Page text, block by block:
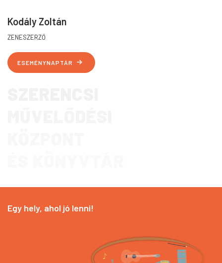
Kodály Zoltán
ZENESZERZŐ
ESEMÉNYNAPTÁR
Egy hely, ahol jó lenni!